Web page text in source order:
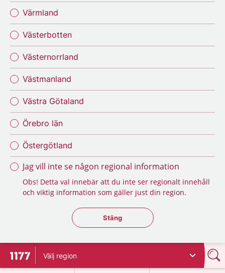
Värmland
Västerbotten
Västernorrland
Västmanland
Västra Götaland
Örebro län
Östergötland
Jag vill inte se någon regional information
Obs! Detta val innebär att du inte ser regionalt innehåll
och viktig information som gäller just din region.
Stäng regionsväljaren
Stäng
Till startsidan för 1177
Välj region
på 1177.se
på 1177.se